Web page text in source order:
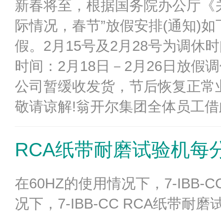
新春将至，根据国务院办公厅
际情况，春节”放假安排(通知)
假。2月15号及2月28号为调休
时间：2月18日－2月26日放假
公司暂缓收发货，节后恢复正
敬请谅解!翁开尔集团全体员工
RCA纸带耐磨试验机每
在60HZ的使用情况下，7-IBB-
况下，7-IBB-CC RCA纸带耐磨